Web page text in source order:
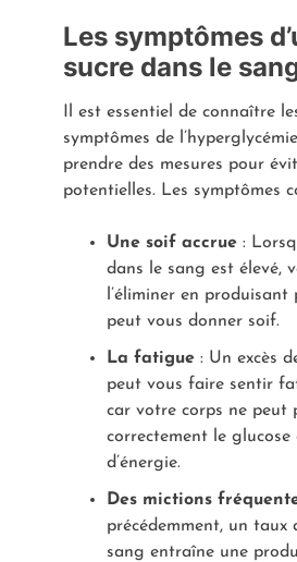
Les symptômes
sucre dans le
Il est essentiel de connaître
symptômes de
prendre des mesures pour
potentielles. Les symptômes
Une soif accrue:
dans le sang est élevé,
l’éliminer en produisant
peut vous donner soif.
La fatigue: Un excès
peut vous faire sentir
car votre corps ne peut
correctement le glucose
d’énergie.
Des mictions
précédemment, un taux
sang entraîne une